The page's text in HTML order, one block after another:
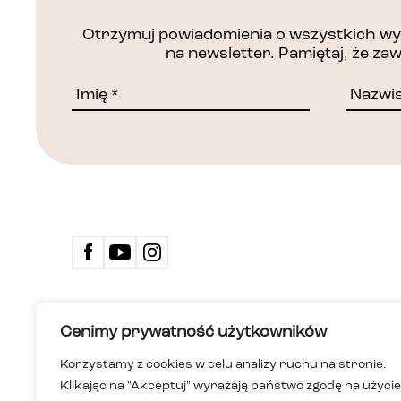
Cenimy prywatność użytkowników
Korzystamy z cookies w celu analizy ruchu na stronie.
Klikając na "Akceptuj" wyrażają państwo zgodę na użycie
Otrzymuj powiadomienia o wszystkich
na newsletter. Pamiętaj, że
Dom Spotkań z Historią
Instytucja kultury m.st. Warszawy
Wersja
Polityka